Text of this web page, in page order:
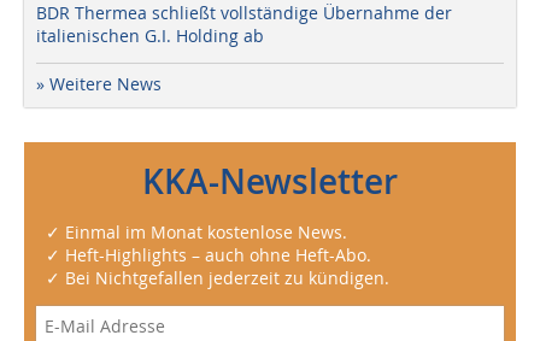
BDR Thermea schließt vollständige Übernahme der
italienischen G.I. Holding ab
» Weitere News
KKA-Newsletter
✓ Einmal im Monat kostenlose News.
✓ Heft-Highlights – auch ohne Heft-Abo.
✓ Bei Nichtgefallen jederzeit zu kündigen.